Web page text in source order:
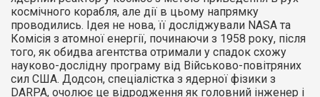
космічного корабля, але дії в цьому напрямку
проводились. Ідея не нова, її досліджували NASA та
Комісія з атомної енергії, починаючи з 1958 року, після
того, як обидва агентства отримали у спадок схожу
науково-дослідну програму від Військово-повітряних
сил США. Додсон, спеціалістка з ядерної фізики з
DARPA, очолює це відродження як головний інженер і